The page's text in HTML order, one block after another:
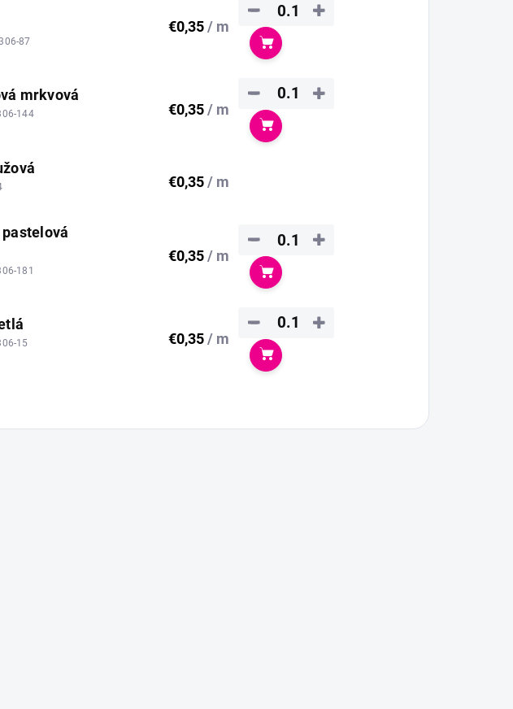
87
€0,35/ m
+
−
Do košíka
mrkvová
144
€0,35/ m
+
−
Do košíka
€0,35/ m
181
€0,35/ m
+
−
Do košíka
15
€0,35/ m
+
−
Do košíka